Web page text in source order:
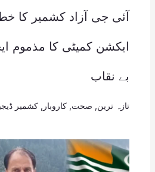
آئی جی آزاد کشمیر کا
ایکشن کمیٹی کا مذموم
بے نقاب
تازہ ترین صحت کاروبار کشمیر